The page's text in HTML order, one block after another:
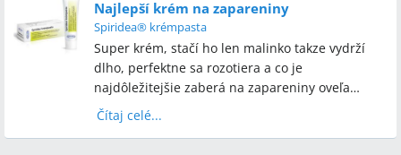
Najlepší krém na zapareniny
Spiridea® krémpasta
Super krém, stačí ho len malinko takze vydrží
dlho, perfektne sa rozotiera a co je
najdôležitejšie zaberá na zapareniny oveľa
lepšie ako iné kremy.
Čítaj celé...